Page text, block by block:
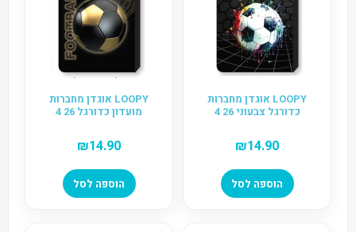
LOOPY אוגדן מחברות
כדורגל צבעוני 26 4
₪14.90
הוספה לסל
LOOPY אוגדן מחברות
מועדון כדורגל 26 4
₪14.90
הוספה לסל